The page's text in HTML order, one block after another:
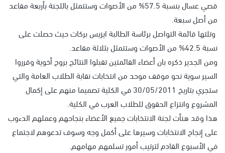
قصي عسال بنسبة 57.5% من الأصوات وستتمثل باللجنة بأربعة مقاعد
من أصل سبعة.
وتلتها قائمة التواصل برئاسة الطالبة ايزيس بركات حيث حصلت على
نسبة 42.5% من الأصوات وستتمثل بثلاثة مقاعد.
ومن الجدير ذكره بان أعضاء القائمتين تقبلوا النتائج بروح أخوية وقرروا
السير سوية نحو موقف موحد من انتخابات نقابة الطلاب العامة والتي
ستجري بتاريخ 30/05/2011 في الكلية تصميما منهم على إكمال
المشروع وانتزاع الحقوق للطلاب العرب في الكلية.
هذا وقد هنأت لجنة الانتخابات جميع الأعضاء بنجاحهم وعملهم الدءوب
على إنجاح الانتخابات وسيرها على أكمل وجه وسوف تدعوهم لاجتماع
في الأسبوع القادم لترتيب أمور تسلمهم مهامهم.